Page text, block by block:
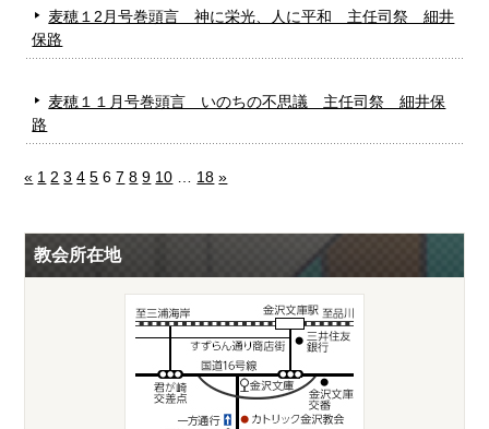
麦穂１2月号巻頭言 神に栄光、人に平和 主任司祭 細井
保路
麦穂１１月号巻頭言 いのちの不思議 主任司祭 細井保
路
« 1 2 3 4 5 6 7 8 9 10 18 »
教会所在地